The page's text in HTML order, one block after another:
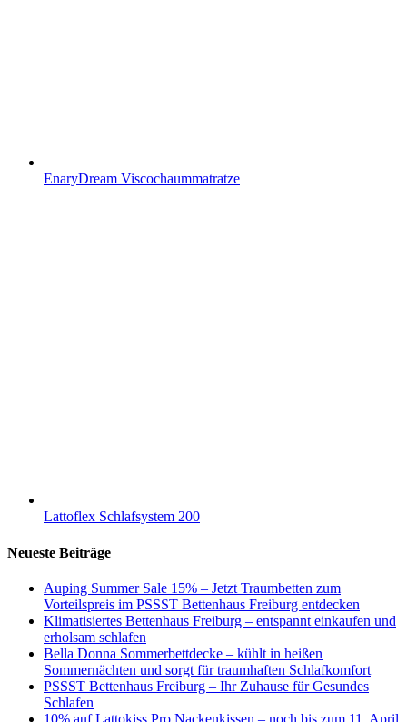
EnaryDream Viscochaummatratze
Lattoflex Schlafsystem 200
Neueste Beiträge
Auping Summer Sale 15% – Jetzt Traumbetten zum
Vorteilspreis im PSSST Bettenhaus Freiburg entdecken
Klimatisiertes Bettenhaus Freiburg – entspannt einkaufen und
erholsam schlafen
Bella Donna Sommerbettdecke – kühlt in heißen
Sommernächten und sorgt für traumhaften Schlafkomfort
PSSST Bettenhaus Freiburg – Ihr Zuhause für Gesundes
Schlafen
10% auf Lattokiss Pro Nackenkissen – noch bis zum 11. April